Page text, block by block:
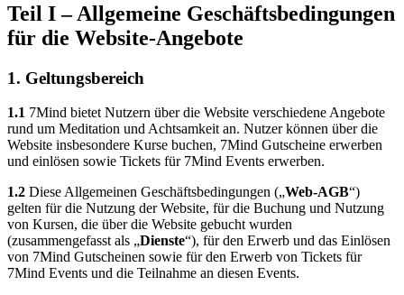
Teil I – Allgemeine Geschäftsbedingungen
für die Website-Angebote
1. Geltungsbereich
1.1 7Mind bietet Nutzern über die Website verschiedene Angebote
rund um Meditation und Achtsamkeit an. Nutzer können über die
Website insbesondere Kurse buchen, 7Mind Gutscheine erwerben
und einlösen sowie Tickets für 7Mind Events erwerben.
1.2 Diese Allgemeinen Geschäftsbedingungen („Web-AGB“)
gelten für die Nutzung der Website, für die Buchung und Nutzung
von Kursen, die über die Website gebucht wurden
(zusammengefasst als „Dienste“), für den Erwerb und das Einlösen
von 7Mind Gutscheinen sowie für den Erwerb von Tickets für
7Mind Events und die Teilnahme an diesen Events.